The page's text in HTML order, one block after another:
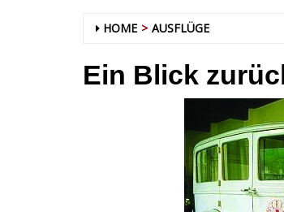
HOME AUSFLÜGE
Ein Blick